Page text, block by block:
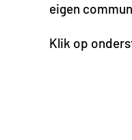
eigen
Klik op